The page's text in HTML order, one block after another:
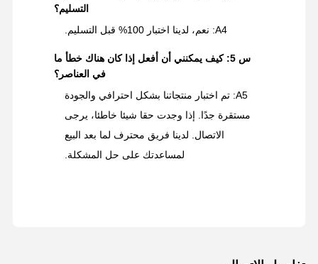
التسليم؟
A4: نعم، لدينا اختبار 100% قبل التسليم.
س 5: كيف يمكنني أن أفعل إذا كان هناك خطأ ما
في العناصر؟
A5: تم اختبار منتجاتنا بشكل احترافي والجودة
مستقرة جدًا. إذا وجدت حقا شيئا خاطئا، يرجى
الاتصال. لدينا فريق محترف لما بعد البيع
لمساعدتك على حل المشكلة.